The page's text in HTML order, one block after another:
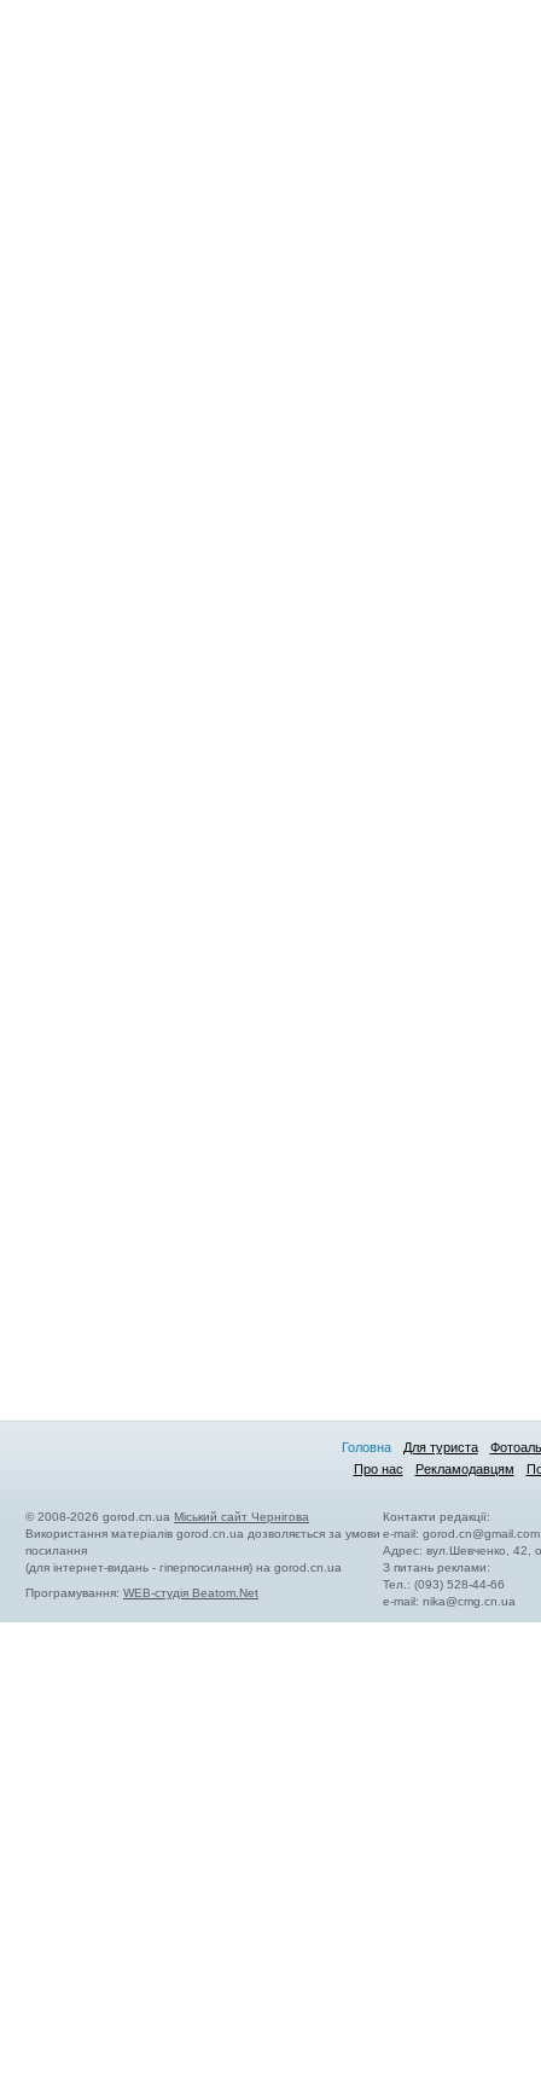
Головна Для туриста
Про нас
Рекламодавцям
© 2008-2026 gorod.cn.ua Міський сайт Чернігова
Використання матеріалів gorod.cn.ua дозволяється за умови
посилання
(для інтернет-видань - гіперпосилання) на gorod.cn.ua
Програмування: WEB-студія Beatom.Net
Контакти редакції:
e-mail:gorod.cn@gmail.com
Адрес: вул.Шевченко, 42,
З питань реклами:
Тел.: (093) 528-44-66
e-mail:nika@cmg.cn.ua